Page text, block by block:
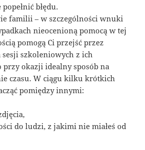
błędu.
familii – w szczególności wnuki
nieocenioną pomocą w tej
pomogą Ci przejść przez
szkoleniowych z ich
przy okazji idealny sposób na
czasu. W ciągu kilku krótkich
pomiędzy innymi:
do ludzi, z jakimi nie miałeś od